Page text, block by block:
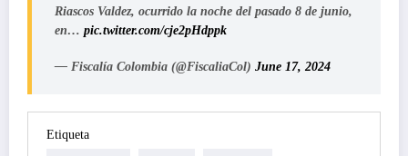
Riascos Valdez, ocurrido la noche del pasado 8 de junio,
en… pic.twitter.com/cje2pHdppk
— Fiscalía Colombia (@FiscaliaCol) June 17, 2024
Etiqueta